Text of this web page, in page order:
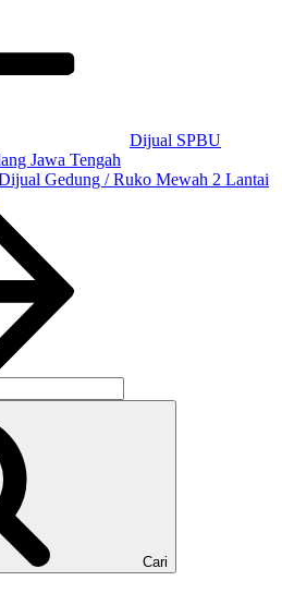
Dijual SPBU
Jawa Tengah
Gedung / Ruko Mewah 2 Lantai
Cari